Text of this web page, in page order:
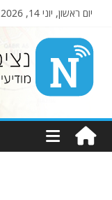
יום ראשון, יוני 14, 2026
מודיעין
מהמקורות